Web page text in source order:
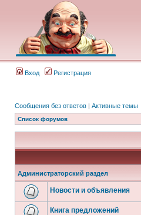
Вход Регистрация
Сообщения без ответов | Активные темы
Список форумов
Администраторский раздел
Новости и объявления
Книга предложений